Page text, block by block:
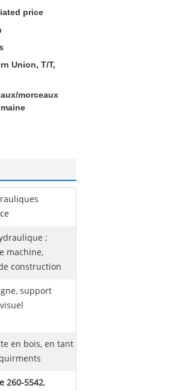
price
Union, T/T,
morceaux
;
machine,
construction
support
en bois, en tant
260-5542,